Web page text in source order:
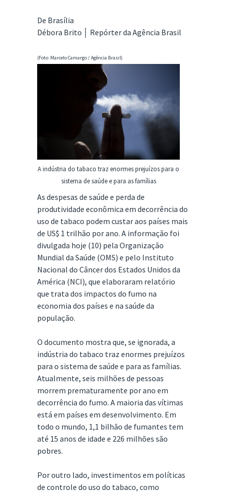
De Brasília
Débora Brito │ Repórter da Agência Brasil
(Foto: Marcelo Camargo / Agência Brasil)
A indústria do tabaco traz enormes prejuízos para o
sistema de saúde e para as famílias
As despesas de saúde e perda de
produtividade econômica em decorrência do
uso de tabaco podem custar aos países mais
de US$ 1 trilhão por ano. A informação foi
divulgada hoje (10) pela Organização
Mundial da Saúde (OMS) e pelo Instituto
Nacional do Câncer dos Estados Unidos da
América (NCI), que elaboraram relatório
que trata dos impactos do fumo na
economia dos países e na saúde da
população.
O documento mostra que, se ignorada, a
indústria do tabaco traz enormes prejuízos
para o sistema de saúde e para as famílias.
Atualmente, seis milhões de pessoas
morrem prematuramente por ano em
decorrência do fumo. A maioria das vítimas
está em países em desenvolvimento. Em
todo o mundo, 1,1 bilhão de fumantes tem
até 15 anos de idade e 226 milhões são
pobres.
Por outro lado, investimentos em políticas
de controle do uso do tabaco, como